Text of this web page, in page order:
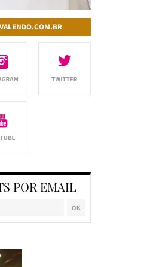
POR EMAIL